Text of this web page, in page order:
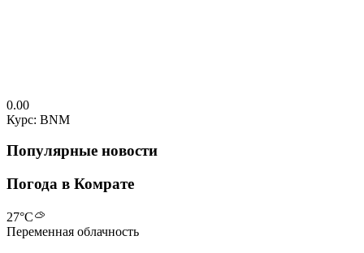
0.00
Курс: BNM
Популярные новости
Погода в Комрате
27°C
Переменная облачность